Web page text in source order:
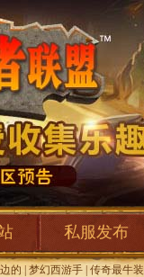
私服发布
的 梦幻西游手 传奇最牛装